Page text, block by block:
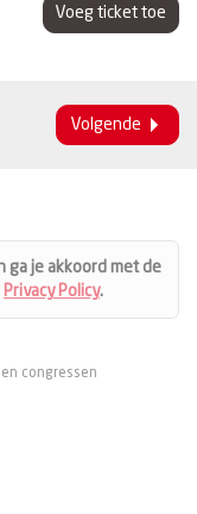
Voeg ticket toe
Volgende
ga je akkoord met de
Privacy Policy.
congressen